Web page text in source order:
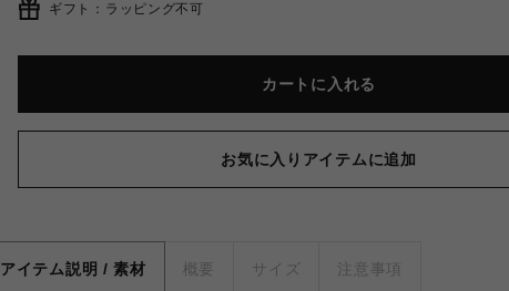
ギフト：ラッピング不可
カートに入れる
お気に入りアイテムに追加
アイテム説明 / 素材 概要 サイズ 注意事項